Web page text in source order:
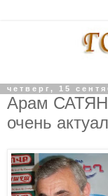
четверг, 15
Арам
очень